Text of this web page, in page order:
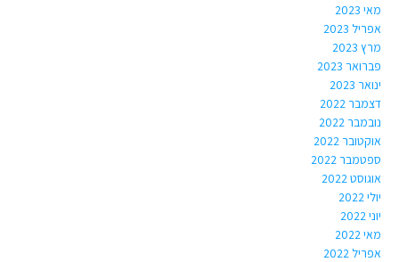
מאי 2023
אפריל 2023
מרץ 2023
פברואר 2023
ינואר 2023
דצמבר 2022
נובמבר 2022
אוקטובר 2022
ספטמבר 2022
אוגוסט 2022
יולי 2022
יוני 2022
מאי 2022
אפריל 2022